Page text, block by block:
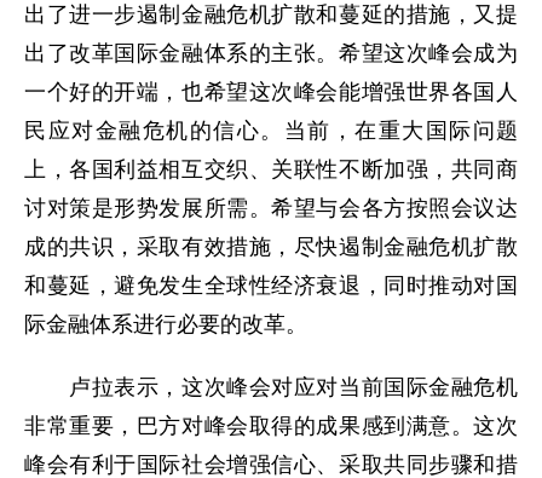
出了进一步遏制金融危机扩散和蔓延的措施，又提
出了改革国际金融体系的主张。希望这次峰会成为
一个好的开端，也希望这次峰会能增强世界各国人
民应对金融危机的信心。当前，在重大国际问题
上，各国利益相互交织、关联性不断加强，共同商
讨对策是形势发展所需。希望与会各方按照会议达
成的共识，采取有效措施，尽快遏制金融危机扩散
和蔓延，避免发生全球性经济衰退，同时推动对国
际金融体系进行必要的改革。
卢拉表示，这次峰会对应对当前国际金融危机
非常重要，巴方对峰会取得的成果感到满意。这次
峰会有利于国际社会增强信心、采取共同步骤和措